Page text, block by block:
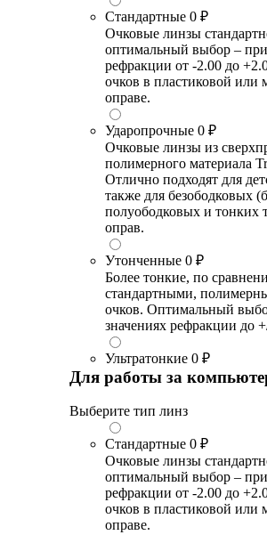
Стандартные 0 ₽
Очковые линзы
оптимальный выбор – при
рефракции от -2.00 до
очков в пластиковой или
оправе.
Ударопрочные 0 ₽
Очковые линзы из
полимерного материала
Отлично подходят для
также для безободковых
полуободковых и тонких
оправ.
Утонченные 0 ₽
Более тонкие, по
стандартными,
очков. Оптимальный
значениях рефракции до
Ультратонкие 0 ₽
Для работы за
Выберите тип линз
Стандартные 0 ₽
Очковые линзы
оптимальный выбор – при
рефракции от -2.00 до
очков в пластиковой или
оправе.